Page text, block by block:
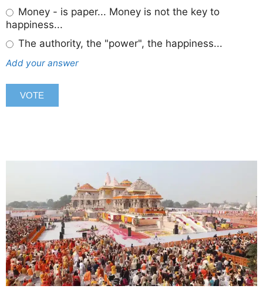
Money - is paper... Money is not the key to
happiness...
The authority, the "power", the happiness...
Add your answer